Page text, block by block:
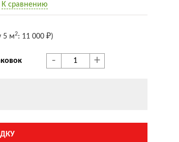
К сравнению
5 м2: 11 000 ₽)
- +